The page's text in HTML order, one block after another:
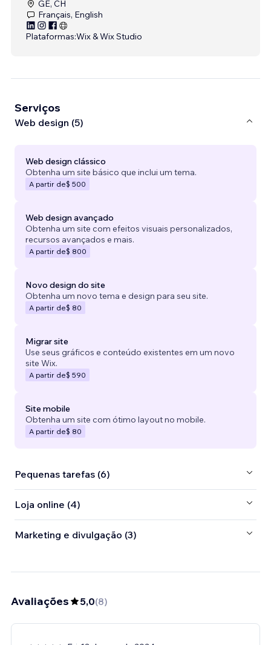
GE, CH
Français, English
Plataformas:Wix & Wix Studio
Serviços
Web design (5)
Web design clássico
Obtenha um site básico que inclui um tema.
A partir de$ 500
Web design avançado
Obtenha um site com efeitos visuais personalizados,
recursos avançados e mais.
A partir de$ 800
Novo design do site
Obtenha um novo tema e design para seu site.
A partir de$ 80
Migrar site
Use seus gráficos e conteúdo existentes em um novo
site Wix.
A partir de$ 590
Site mobile
Obtenha um site com ótimo layout no mobile.
A partir de$ 80
Pequenas tarefas (6)
Loja online (4)
Marketing e divulgação (3)
Avaliações 5,0(8)